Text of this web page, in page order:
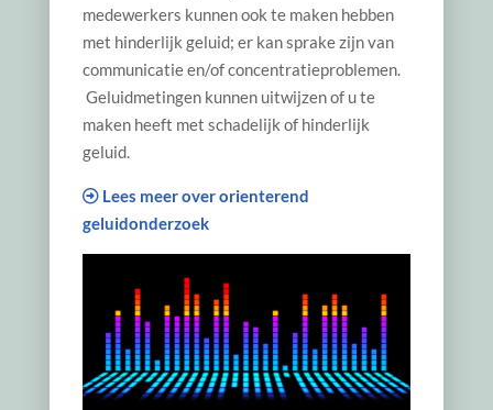
medewerkers kunnen ook te maken hebben
met hinderlijk geluid; er kan sprake zijn van
communicatie en/of concentratieproblemen.
Geluidmetingen kunnen uitwijzen of u te
maken heeft met schadelijk of hinderlijk
geluid.
Lees meer over orienterend
geluidonderzoek